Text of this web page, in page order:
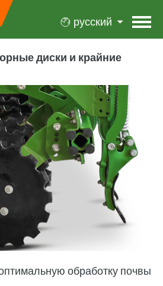
русский
диски и крайние
обработку почвы